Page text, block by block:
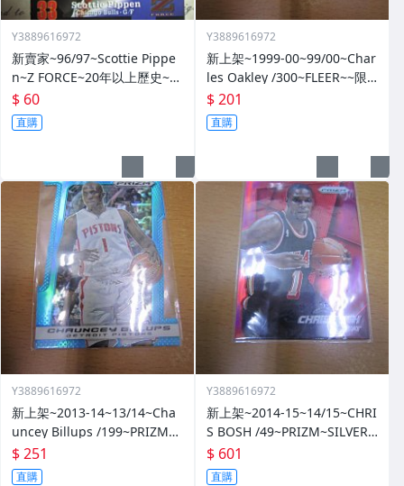
Y3889616972
新賣家~96/97~Scottie Pippe
n~Z FORCE~20年以上歷史~無
限量~
$ 60
直購
Y3889616972
新上架~1999-00~99/00~Char
les Oakley /300~FLEER~~限
量/300~1060114-1
$ 201
直購
Y3889616972
新上架~2013-14~13/14~Cha
uncey Billups /199~PRIZM~S
ILVER~藍亮~限量/199~10601
14-1
$ 251
直購
Y3889616972
新上架~2014-15~14/15~CHRI
S BOSH /49~PRIZM~SILVER~
紅亮~低限量/49~1060114-1
$ 601
直購